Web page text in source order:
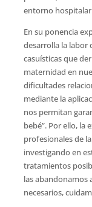
entorno
En su ponencia
desarrolla la labor
casuísticas que
maternidad en
dificultades
mediante la
nos permitan
bebé”. Por ello, la
profesionales de
investigando en
tratamientos
las abandonamos
necesarios,